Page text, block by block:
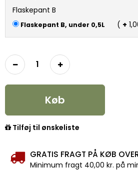
Flaskepant B
Flaskepant B, under 0,5L ( +
Køb
Tilføj til ønskeliste
GRATIS FRAGT PÅ KØB
Minimum fragt 40,00 kr. på